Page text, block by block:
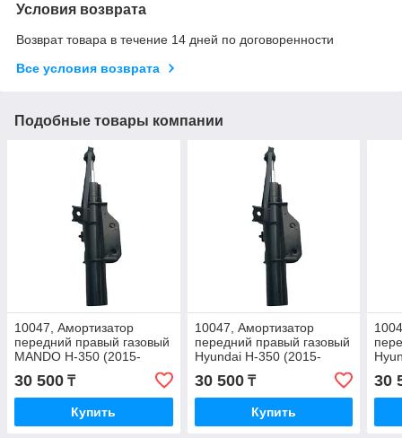
Условия возврата
Возврат товара в течение 14 дней по договоренности
Все условия возврата
Подобные товары компании
10047, Амортизатор
передний правый газовый
MANDO H-350 (2015-
2024) 54315-59200
30 500 ₸
Купить
10047, Амортизатор
передний правый газовый
Hyundai H-350 (2015-
2024) 54315-59200
30 500₸
Купить
30